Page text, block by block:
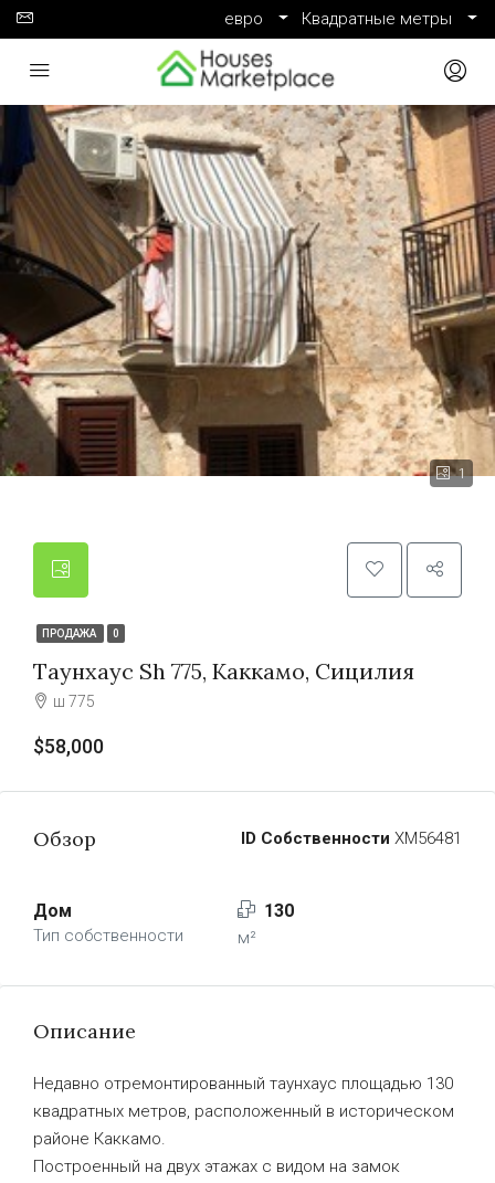
евро Квадратные метры
1
ПРОДАЖА 0
Таунхаус Sh 775, Каккамо, Сицилия
ш 775
$58,000
Обзор ID Собственности ХМ56481
Дом
Тип собственности
130
м²
Описание
Недавно отремонтированный таунхаус площадью 130
квадратных метров, расположенный в историческом
районе Каккамо.
Построенный на двух этажах с видом на замок